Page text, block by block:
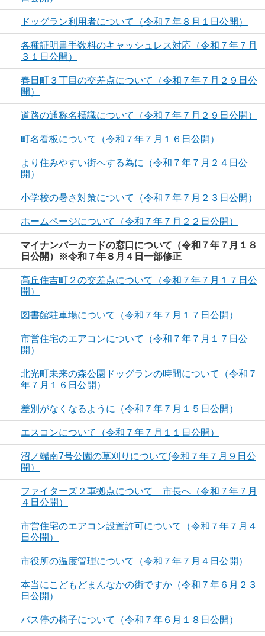
ドッグラン利用者について（令和７年８月１日公開）
各種証明書手数料のキャッシュレス対応（令和７年７月
３１日公開）
春日町３丁目の交差点について（令和７年７月２９日公
開）
道路の通称名標識について（令和７年７月２９日公開）
町名看板について（令和７年７月１６日公開）
より住みやすい街へする為に（令和７年７月２４日公
開）
小学校の暑さ対策について（令和７年７月２３日公開）
ホームページについて（令和７年７月２２日公開）
マイナンバーカードの窓口について（令和７年７月１８
日公開）※令和７年８月４日一部修正
高丘住吉町２の交差点について（令和７年７月１７日公
開）
図書館駐車場について（令和７年７月１７日公開）
市営住宅のエアコンについて（令和７年７月１７日公
開）
北光町未来の森公園ドッグランの時間について（令和７
年７月１６日公開）
差別がなくなるように（令和７年７月１５日公開）
エスコンについて（令和７年７月１１日公開）
沼ノ端南7号公園の草刈りについて(令和７年７月９日公
開）
ファイターズ２軍拠点について 市長へ（令和７年７月
４日公開）
市営住宅のエアコン設置許可について（令和７年７月４
日公開）
市役所の温度管理について（令和７年７月４日公開）
本当にこどもどまんなかの街ですか（令和７年６月２３
日公開）
バス停の椅子について（令和７年６月１８日公開）